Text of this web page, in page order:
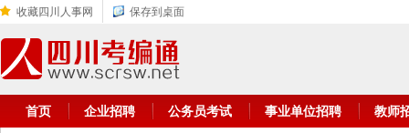
收藏四川人事网 保存到桌面
首页 企业招聘 公务员考试 事业单位招聘 教师